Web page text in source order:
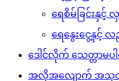
ရေစိမ်ခြင်းနှ
ရေနွေးငွေ့နှင့်
ဒေါင်လိုက် သေတ္တာမပ
အလိုအလျောက် အသု